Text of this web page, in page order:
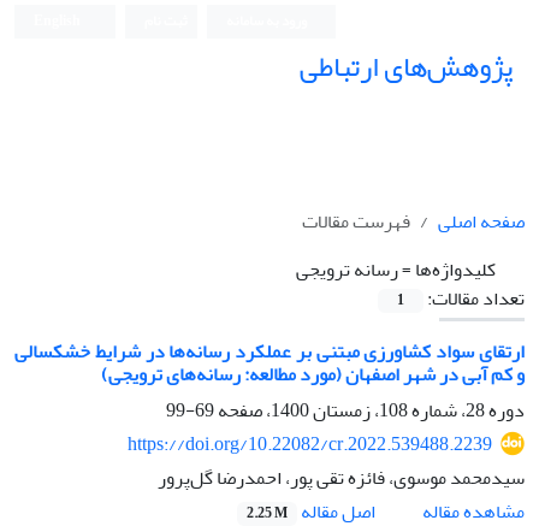
پژوهش‌های ارتباطی
صفحه اصلی
فهرست مقالات
کلیدواژه‌ها =رسانه ترویجی
تعداد مقالات:
1
ارتقای سواد کشاورزی مبتنی بر عملکرد رسانه‌ها در شرایط خشکسالی
و کم آبی در شهر اصفهان (مورد مطالعه: رسانه‌های ترویجی)
دوره 28، شماره 108، زمستان 1400، صفحه
69-99
https://doi.org/10.22082/cr.2022.539488.2239
سیدمحمد موسوی، فائزه تقی پور، احمدرضا گل‌پرور
مشاهده مقاله
اصل مقاله 2.25 M